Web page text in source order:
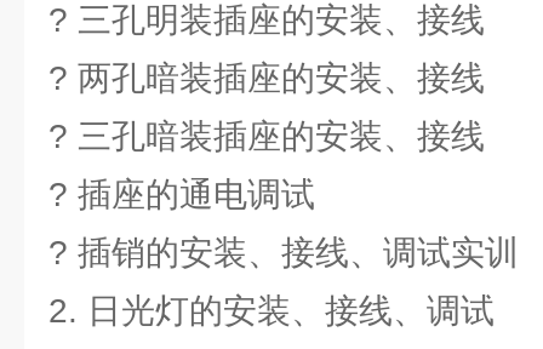
? 三孔明装插座的安装、接线
? 两孔暗装插座的安装、接线
? 三孔暗装插座的安装、接线
? 插座的通电调试
? 插销的安装、接线、调试实训
2. 日光灯的安装、接线、调试